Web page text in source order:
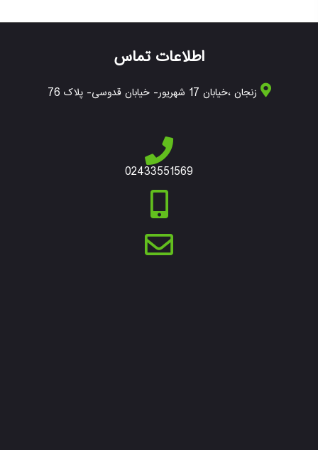
اطلاعات تماس
زنجان ،خیابان 17 شهریور- خیابان قدوسی- پلاک 76
02433551569